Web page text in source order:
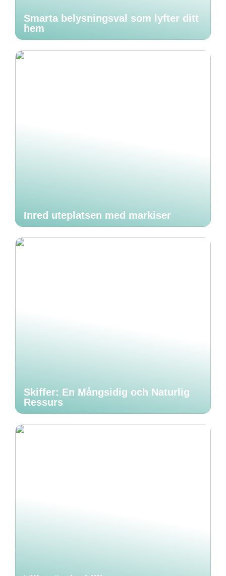
Smarta belysningsval som lyfter ditt
hem
Inred uteplatsen med markiser
Skiffer: En Mångsidig och Naturlig
Ressurs